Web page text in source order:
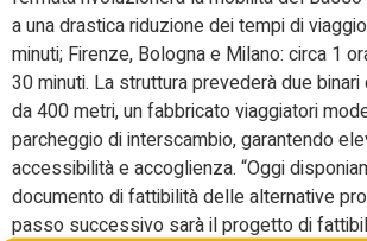
a una drastica riduzione dei tempi di
minuti; Firenze, Bologna e Milano: circa 1
30 minuti. La struttura prevederà due
da 400 metri, un fabbricato viaggiatori
parcheggio di interscambio, garantendo
accessibilità e accoglienza. “Oggi
documento di fattibilità delle alternative
passo successivo sarà il progetto di